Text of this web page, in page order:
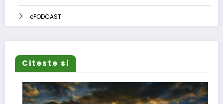
ePODCAST
Citeste si